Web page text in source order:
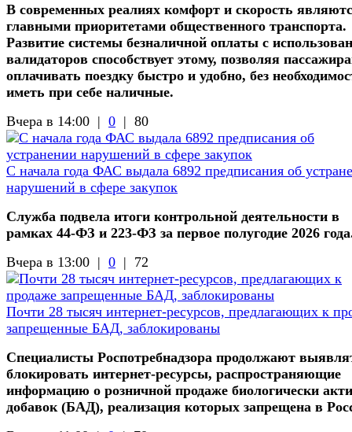
В современных реалиях комфорт и скорость
главными приоритетами общественного транспорта.
Развитие системы безналичной оплаты с
валидаторов способствует этому, позволяя
оплачивать поездку быстро и удобно, без
иметь при себе наличные.
Вчера в 14:00 | 0 | 80
С начала года ФАС выдала 6892 предписания об
нарушений в сфере закупок
Служба подвела итоги контрольной деятельности в
рамках 44-ФЗ и 223-ФЗ за первое полугодие 2026
Вчера в 13:00 | 0 | 72
Почти 28 тысяч интернет-ресурсов, предлагающих к
запрещенные БАД, заблокированы
Специалисты Роспотребнадзора продолжают
блокировать интернет-ресурсы, распространяющие
информацию о розничной продаже биологически
добавок (БАД), реализация которых запрещена в